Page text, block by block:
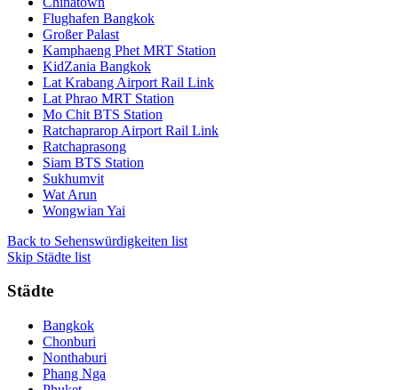
Flughafen Bangkok
Großer Palast
Kamphaeng Phet MRT Station
KidZania Bangkok
Lat Krabang Airport Rail Link
Lat Phrao MRT Station
Mo Chit BTS Station
Ratchaprarop Airport Rail Link
Ratchaprasong
Siam BTS Station
Sukhumvit
Wat Arun
Wongwian Yai
Back to Sehenswürdigkeiten list
Skip Städte list
Städte
Bangkok
Chonburi
Nonthaburi
Phang Nga